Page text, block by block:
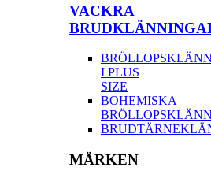
VACKRA
I PLUS
SIZE
BOHEMISKA
MÄRKEN